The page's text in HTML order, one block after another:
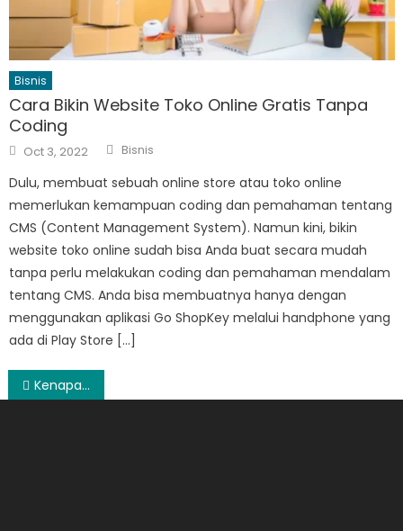
Bisnis
Cara Bikin Website Toko Online Gratis Tanpa
Coding
Posted
on
Oct 3, 2022 Author
Bisnis
Dulu, membuat sebuah online store atau toko online
memerlukan kemampuan coding dan pemahaman tentang
CMS (Content Management System). Namun kini, bikin
website toko online sudah bisa Anda buat secara mudah
tanpa perlu melakukan coding dan pemahaman mendalam
tentang CMS. Anda bisa membuatnya hanya dengan
menggunakan aplikasi Go ShopKey melalui handphone yang
ada di Play Store […]
Post
Kenapa Ibu Penting Memiliki Baju Menyusui?